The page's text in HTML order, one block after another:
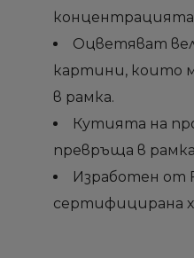
Оцветяват
картини, които
в рамка.
Кутията на
превръща в
Изработен от
сертифицирана